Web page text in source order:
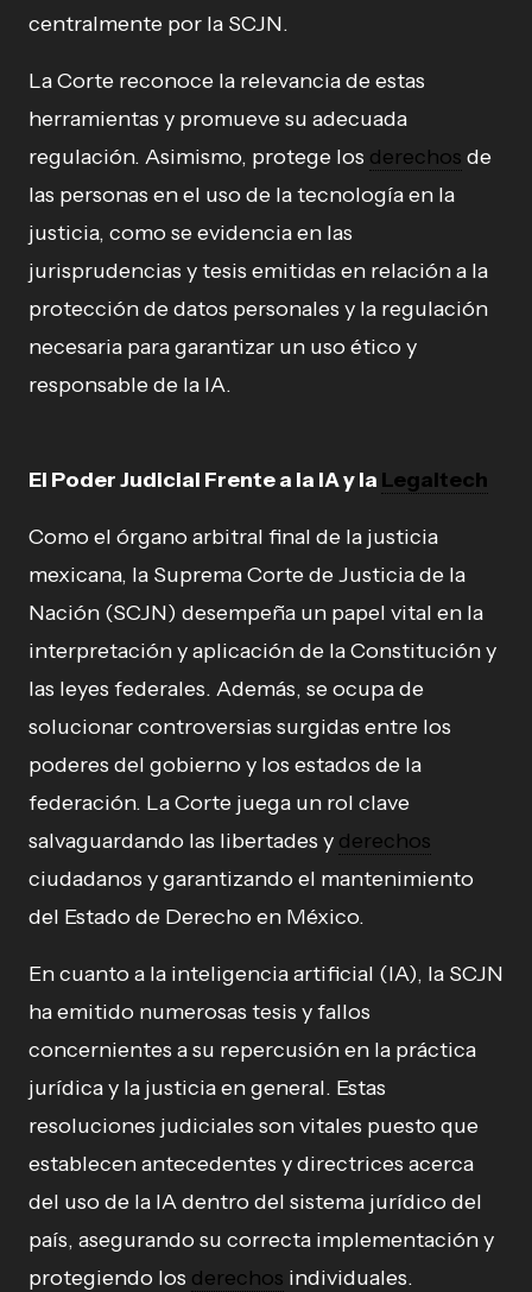
centralmente por la SCJN.
La Corte reconoce la relevancia de estas
herramientas y promueve su adecuada
regulación. Asimismo, protege los derechos de
las personas en el uso de la tecnología en la
justicia, como se evidencia en las
jurisprudencias y tesis emitidas en relación a la
protección de datos personales y la regulación
necesaria para garantizar un uso ético y
responsable de la IA.
El Poder Judicial Frente a la IA y la Legaltech
Como el órgano arbitral final de la justicia
mexicana, la Suprema Corte de Justicia de la
Nación (SCJN) desempeña un papel vital en la
interpretación y aplicación de la Constitución y
las leyes federales. Además, se ocupa de
solucionar controversias surgidas entre los
poderes del gobierno y los estados de la
federación. La Corte juega un rol clave
salvaguardando las libertades y derechos
ciudadanos y garantizando el mantenimiento
del Estado de Derecho en México.
En cuanto a la inteligencia artificial (IA), la SCJN
ha emitido numerosas tesis y fallos
concernientes a su repercusión en la práctica
jurídica y la justicia en general. Estas
resoluciones judiciales son vitales puesto que
establecen antecedentes y directrices acerca
del uso de la IA dentro del sistema jurídico del
país, asegurando su correcta implementación y
protegiendo los derechos individuales.